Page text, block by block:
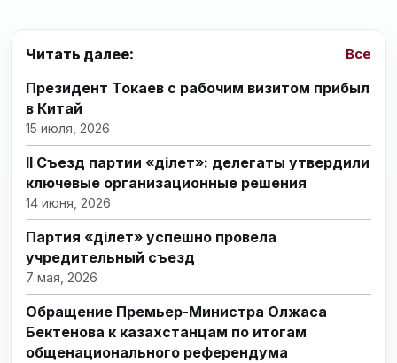
Читать далее: Все
Президент Токаев с рабочим визитом прибыл
в Китай
15 июля, 2026
II Съезд партии «Әділет»: делегаты утвердили
ключевые организационные решения
14 июня, 2026
Партия «Әділет» успешно провела
учредительный съезд
7 мая, 2026
Обращение Премьер-Министра Олжаса
Бектенова к казахстанцам по итогам
общенационального референдума